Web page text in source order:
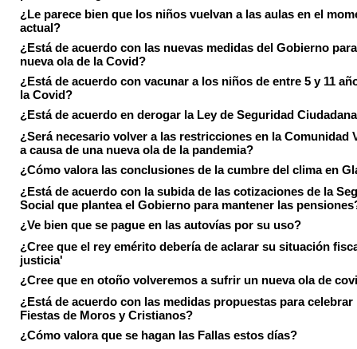
¿Le parece bien que los niños vuelvan a las aulas en el
actual?
¿Está de acuerdo con las nuevas medidas del Gobierno
nueva ola de la Covid?
¿Está de acuerdo con vacunar a los niños de entre 5 y 11
la Covid?
¿Está de acuerdo en derogar la Ley de Seguridad
¿Será necesario volver a las restricciones en la Comunidad
a causa de una nueva ola de la pandemia?
¿Cómo valora las conclusiones de la cumbre del clima en
¿Está de acuerdo con la subida de las cotizaciones de la
Social que plantea el Gobierno para mantener las
¿Ve bien que se pague en las autovías por su uso?
¿Cree que el rey emérito debería de aclarar su situación
justicia'
¿Cree que en otoño volveremos a sufrir un nueva ola de
¿Está de acuerdo con las medidas propuestas para celebrar
Fiestas de Moros y Cristianos?
¿Cómo valora que se hagan las Fallas estos días?